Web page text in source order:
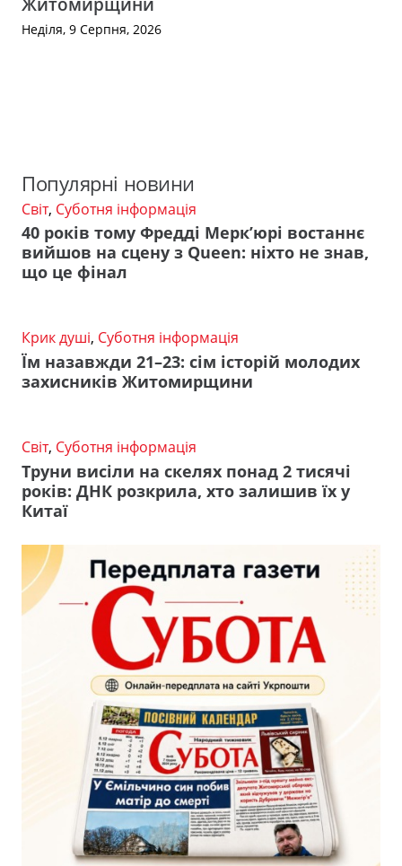
Неділя, 9 Серпня, 2026
Популярні новини
Світ, Суботня інформація
40 років тому Фредді Мерк’юрі востаннє
вийшов на сцену з Queen: ніхто не знав,
що це фінал
Крик душі, Суботня інформація
Їм назавжди 21–23: сім історій молодих
захисників Житомирщини
Світ, Суботня інформація
Труни висіли на скелях понад 2 тисячі
років: ДНК розкрила, хто залишив їх у
Китаї